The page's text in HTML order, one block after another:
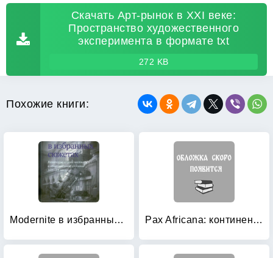
Скачать Арт-рынок в XXI веке:
Пространство художественного
эксперимента в формате txt
272 KB
Похожие книги:
Modernite в избранных сюжетах: Некоторые случаи частного и общественного сознания XIX—XX веков Pax Africana: континент и диаспора в поисках себя: Сборник научных статей